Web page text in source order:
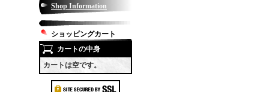
Shop Information
ショッピングカート
カートの中身
カートは空です。